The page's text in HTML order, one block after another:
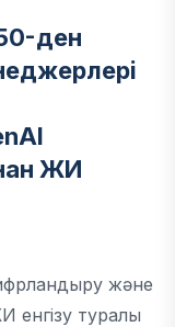
ден
ЖИ
және
енгізу туралы